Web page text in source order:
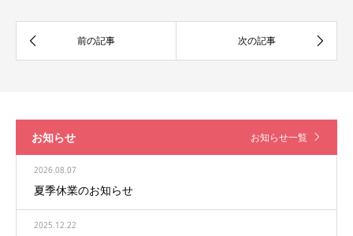
お知らせ お知らせ一覧
2026.08.07
夏季休業のお知らせ
2025.12.22